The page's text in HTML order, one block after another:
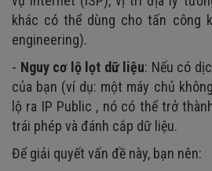
khác có thể dùng cho tấn công
engineering).
- Nguy cơ lộ lọt dữ liệu: Nếu có
của bạn (ví dụ: một máy chủ
lộ ra IP Public , nó có thể trở
trái phép và đánh cắp dữ liệu.
Để giải quyết vấn đề này, bạn nên: